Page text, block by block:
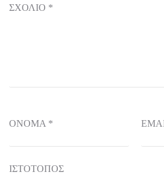
ΣΧΌΛΙΟ *
ΌΝΟΜΑ *
ΙΣΤΌΤΟΠΟΣ